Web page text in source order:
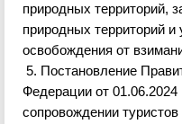
природных территорий,
природных территорий и
освобождения от
5. Постановление
Федерации от
сопровождении